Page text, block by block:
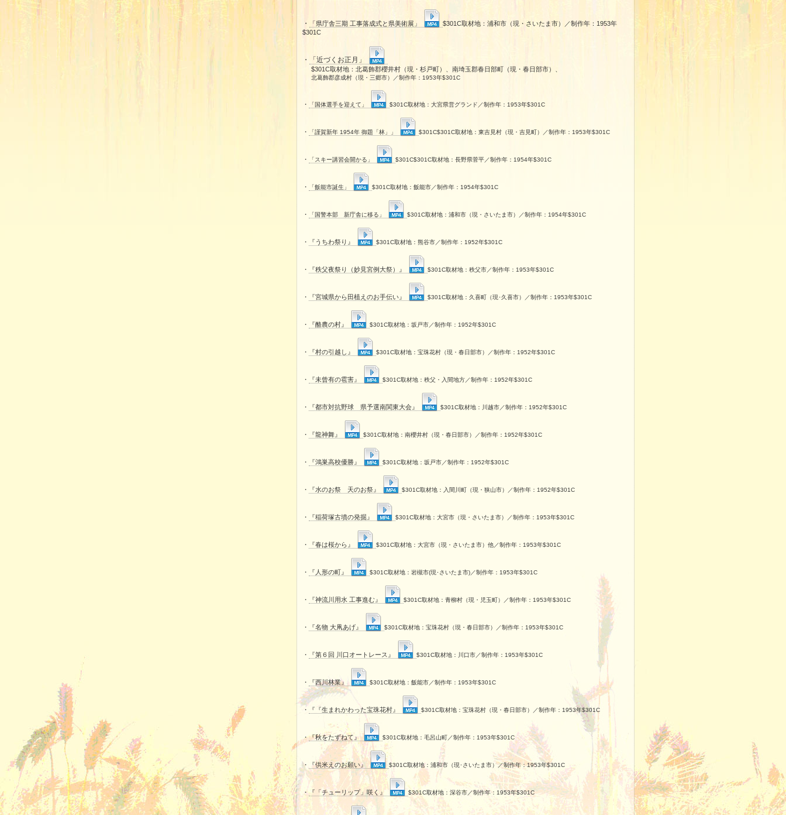
・ 「県庁舎三期 工事落成式と県美術展」
$301C取材地：浦和市（現・さいたま市）／制作年：1953年
$301C
・ 「近づくお正月」
$301C取材地：北葛飾郡櫻井村（現・杉戸町）、南埼玉郡春日部町（現・春日部市）、
北葛飾郡彦成村（現・三郷市）／制作年：1953年$301C
・ 「国体選手を迎えて」 $301C取材地：大宮県営グランド／制作年：1953年$301C
・ 「謹賀新年 1954年 御題「林」」 $301C$301C取材地：東吉見村（現・吉見町）／制作年：1953年$301C
・ 「スキー講習会開かる」 $301C$301C取材地：長野県菅平／制作年：1954年$301C
・ 「飯能市誕生」 $301C取材地：飯能市／制作年：1954年$301C
・ 「国警本部 新庁舎に移る」 $301C取材地：浦和市（現・さいたま市）／制作年：1954年$301C
・ 『うちわ祭り』 $301C取材地：熊谷市／制作年：1952年$301C
・ 『秩父夜祭り（妙見宮例大祭）』 $301C取材地：秩父市／制作年：1953年$301C
・ 『宮城県から田植えのお手伝い』 $301C取材地：久喜町（現･久喜市）／制作年：1953年$301C
・ 『酪農の村』 $301C取材地：坂戸市／制作年：1952年$301C
・ 『村の引越し』 $301C取材地：宝珠花村（現・春日部市）／制作年：1952年$301C
・ 『未曾有の雹害』 $301C取材地：秩父・入間地方／制作年：1952年$301C
・ 『都市対抗野球 県予選南関東大会』 $301C取材地：川越市／制作年：1952年$301C
・ 『龍神舞』 $301C取材地：南櫻井村（現・春日部市）／制作年：1952年$301C
・ 『鴻巣高校優勝』 $301C取材地：坂戸市／制作年：1952年$301C
・ 『水のお祭 天のお祭』 $301C取材地：入間川町（現・狭山市）／制作年：1952年$301C
・ 『稲荷塚古墳の発掘』 $301C取材地：大宮市（現・さいたま市）／制作年：1953年$301C
・ 『春は桜から』 $301C取材地：大宮市（現・さいたま市）他／制作年：1953年$301C
・ 『人形の町』 $301C取材地：岩槻市(現･さいたま市)／制作年：1953年$301C
・ 『神流川用水 工事進む』 $301C取材地：青柳村（現・児玉町）／制作年：1953年$301C
・ 『名物 大凧あげ』 $301C取材地：宝珠花村（現・春日部市）／制作年：1953年$301C
・ 『第６回 川口オートレース』 $301C取材地：川口市／制作年：1953年$301C
・ 『西川林業』 $301C取材地：飯能市／制作年：1953年$301C
・ 『『生まれかわった宝珠花村』 $301C取材地：宝珠花村（現・春日部市）／制作年：1953年$301C
・『秋をたずねて』 $301C取材地：毛呂山町／制作年：1953年$301C
・ 『供米えのお願い』 $301C取材地：浦和市（現･さいたま市）／制作年：1953年$301C
・ 『「チューリップ」咲く』 $301C取材地：深谷市／制作年：1953年$301C